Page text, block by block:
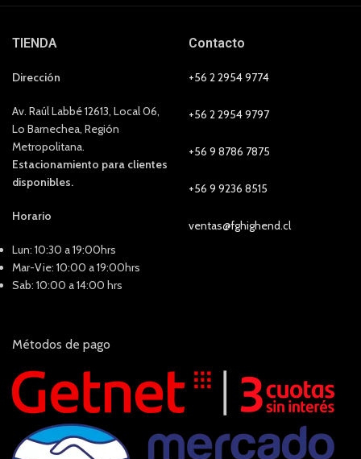
TIENDA
Dirección
Av. Raúl Labbé 12613, Local 06,
Lo Barnechea, Región
Metropolitana.
Estacionamiento para clientes
disponibles.
Horario
Lun: 10:30 a 19:00hrs
Mar-Vie: 10:00 a 19:00hrs
Sab: 10:00 a 14:00 hrs
Contacto
+56 2 2954 9774
+56 2 2954 9797
+56 9 8786 7875
+56 9 9236 8515
ventas@fghighend.cl
Métodos de pago